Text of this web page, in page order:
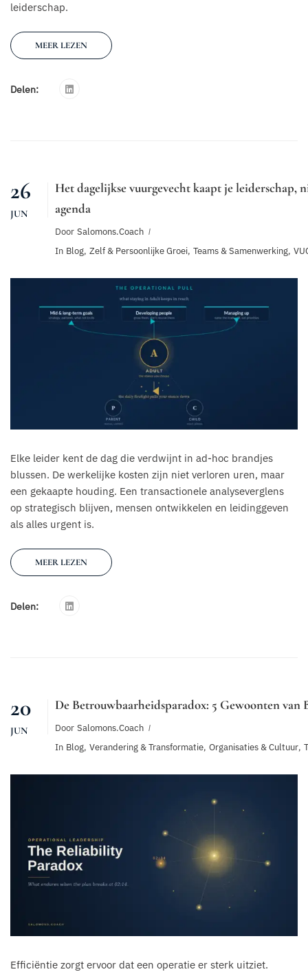
leiderschap.
MEER LEZEN
Delen:
26
JUN
Het dagelijkse vuurgevecht kaapt je leiderschap,
agenda
Door Salomons.coach
In Blog, Zelf & Persoonlijke Groei, Teams & Samenwerking,
Elke leider kent de dag die verdwijnt in ad-hoc brandjes
blussen. De werkelijke kosten zijn niet verloren uren, maar
een gekaapte houding. Een transactionele analyseverglens
op strategisch blijven, mensen ontwikkelen en leidinggeven
als alles urgent is.
MEER LEZEN
Delen:
20
JUN
De Betrouwbaarheidsparadox: 5 Gewoonten van
Door Salomons.coach
In Blog, Verandering & Transformatie, Organisaties & Cultuur,
Efficiëntie zorgt ervoor dat een operatie er sterk uitziet.